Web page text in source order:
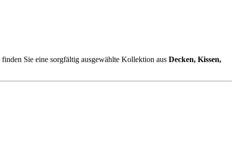
finden Sie eine sorgfältig ausgewählte Kollektion aus Decken, Kissen,